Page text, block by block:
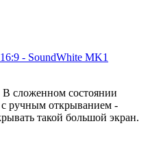
- SoundWhite MK1
сложенном состоянии
ручным открыванием -
такой большой экран.